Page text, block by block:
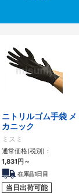
5
ニトリルゴム手袋 メ
カニック
ミスミ
通常価格(税別)：
1,831円～
在庫品1日目
当日出荷可能